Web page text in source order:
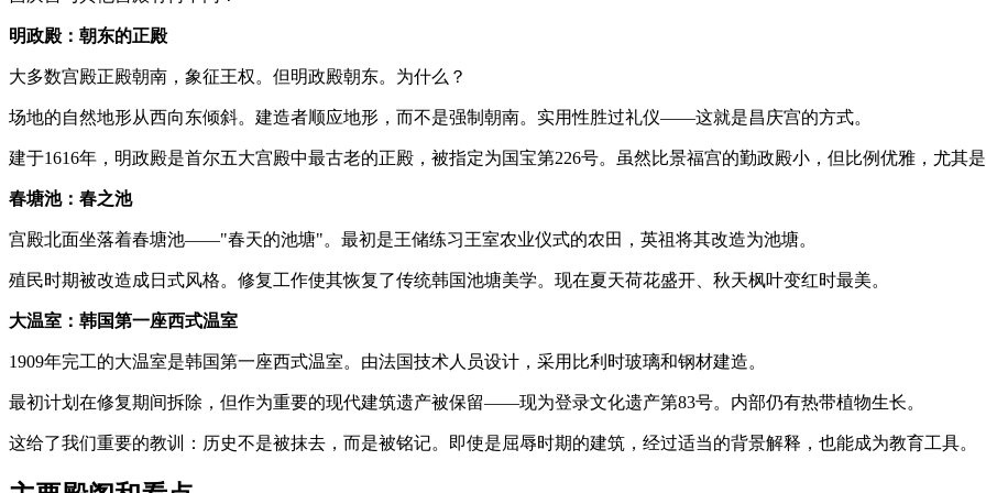
明政殿：朝东的正殿
大多数宫殿正殿朝南，象征王权。但明政殿朝东。为什么？
场地的自然地形从西向东倾斜。建造者顺应地形，而不是强制朝南。实用性胜过礼仪——这就是昌庆宫的方式。
建于1616年，明政殿是首尔五大宫殿中最古老的正殿，被指定为国宝第226号。虽然比景福宫的勤政殿小，但比例优雅，尤其是
春塘池：春之池
宫殿北面坐落着春塘池——"春天的池塘"。最初是王储练习王室农业仪式的农田，英祖将其改造为池塘。
殖民时期被改造成日式风格。修复工作使其恢复了传统韩国池塘美学。现在夏天荷花盛开、秋天枫叶变红时最美。
大温室：韩国第一座西式温室
1909年完工的大温室是韩国第一座西式温室。由法国技术人员设计，采用比利时玻璃和钢材建造。
最初计划在修复期间拆除，但作为重要的现代建筑遗产被保留——现为登录文化遗产第83号。内部仍有热带植物生长。
这给了我们重要的教训：历史不是被抹去，而是被铭记。即使是屈辱时期的建筑，经过适当的背景解释，也能成为教育工具。